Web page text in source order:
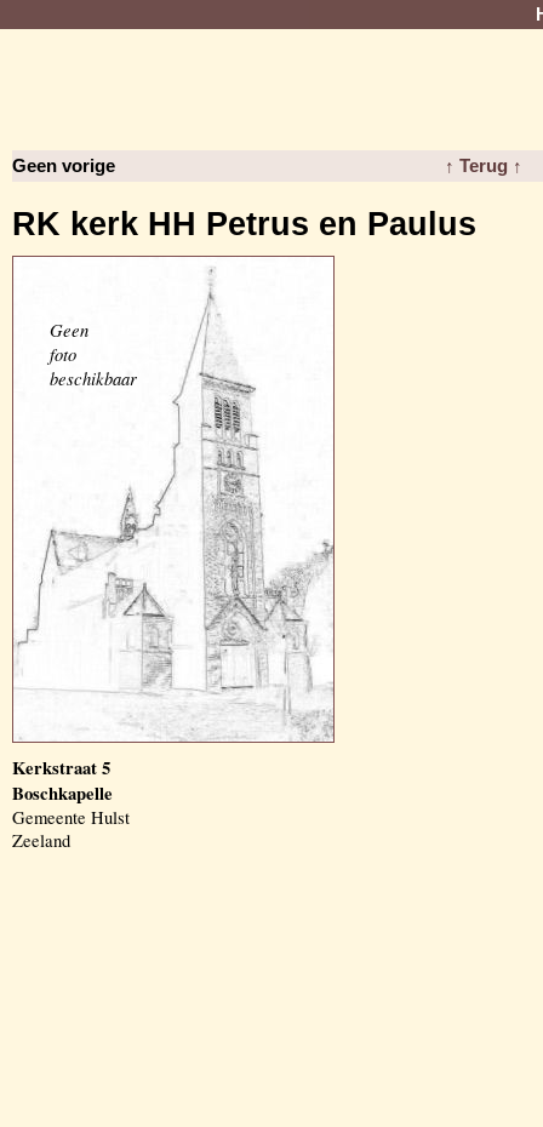
Geen vorige ↑ Terug ↑
RK kerk HH Petrus en Paulus
Geen
foto
beschikbaar
Kerkstraat 5
Boschkapelle
Gemeente Hulst
Zeeland